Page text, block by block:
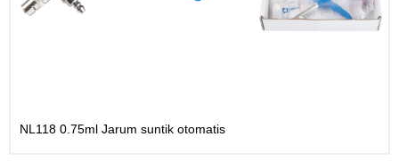
NL118 0.75ml Jarum suntik otomatis